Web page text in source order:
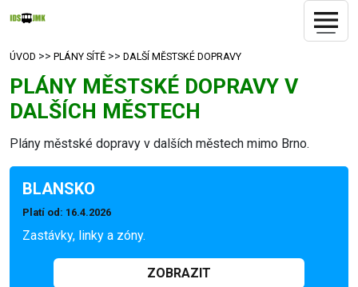
ÚVOD >> PLÁNY SÍTĚ >> DALŠÍ MĚSTSKÉ DOPRAVY
PLÁNY MĚSTSKÉ DOPRAVY V
DALŠÍCH MĚSTECH
Plány městské dopravy v dalších městech mimo Brno.
BLANSKO
Platí od: 16.4.2026
Zastávky, linky a zóny.
ZOBRAZIT